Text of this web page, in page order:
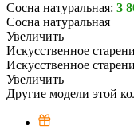
Сосна натуральная: 3
Сосна натуральная
Увеличить
Искусственное
Искусственное
Увеличить
Другие модели этой